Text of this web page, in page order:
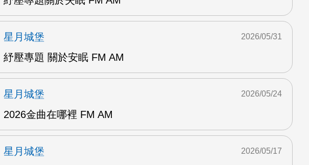
星月城堡
紓壓專題 關於安眠 FM AM
2026/05/31
星月城堡
2026金曲在哪裡 FM AM
2026/05/24
星月城堡
2026/05/17